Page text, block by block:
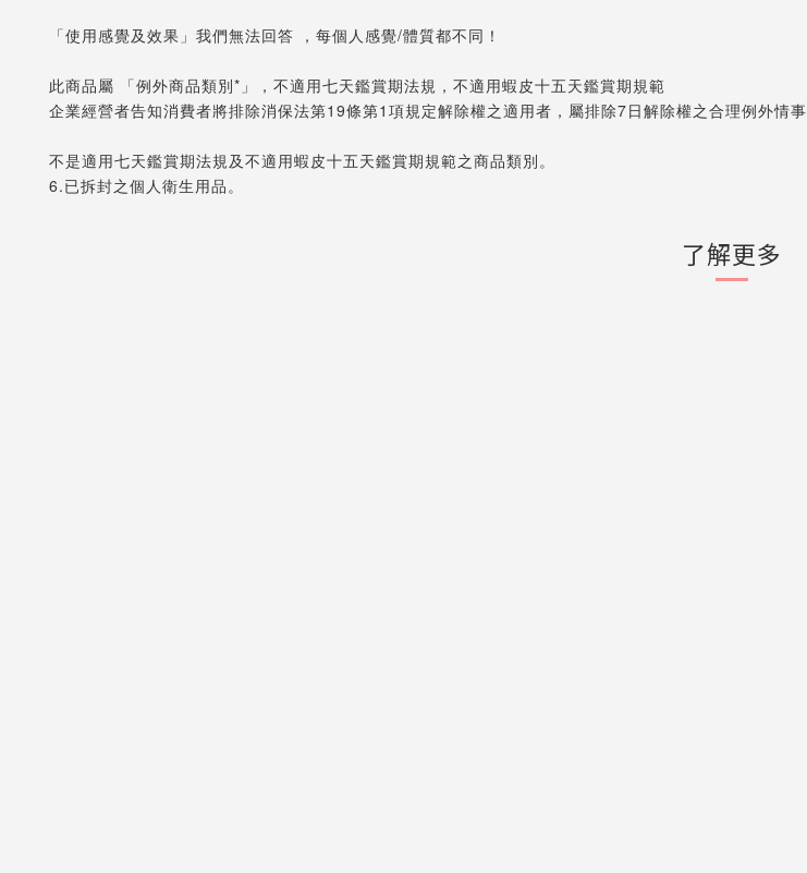
「使用感覺及效果」我們無法回答 ，每個人感覺/體質都不同！
此商品屬 「例外商品類別*」，不適用七天鑑賞期法規，不適用蝦皮十五天鑑賞期規範
企業經營者告知消費者將排除消保法第19條第1項規定解除權之適用者，屬排除7日解除權之合理例外情事
不是適用七天鑑賞期法規及不適用蝦皮十五天鑑賞期規範之商品類別。
6.已拆封之個人衛生用品。
了解更多